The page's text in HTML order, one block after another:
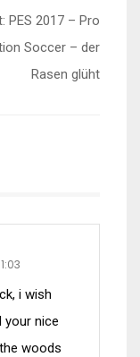
PES 2017 – Pro
Soccer – der
Rasen glüht
i wish
your nice
woods